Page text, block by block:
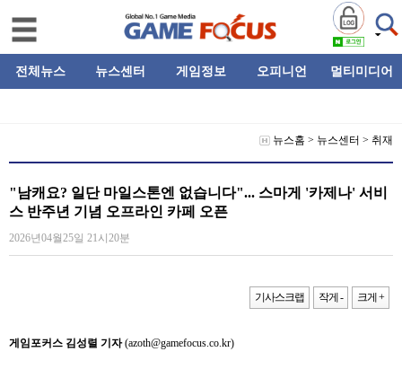
전체뉴스 뉴스센터 게임정보 오피니언 멀티미디어
뉴스홈 > 뉴스센터 > 취재
"남캐요? 일단 마일스톤엔 없습니다"... 스마게 '카제나' 서비
스 반주년 기념 오프라인 카페 오픈
2026년04월25일 21시20분
기사스크랩 작게 - 크게 +
게임포커스 김성렬 기자(azoth@gamefocus.co.kr)